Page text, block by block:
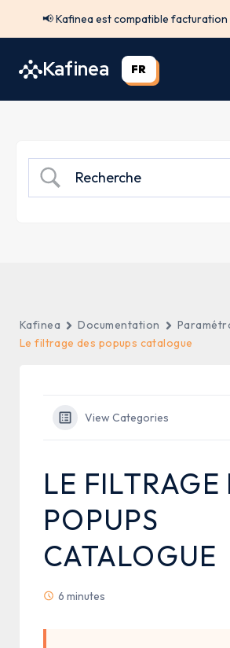
📢 Kafinea est compatible facturation
Kafinea FR
Kafinea Documentation
Le filtrage des popups catalogue
View Categories
LE FILTRAGE
POPUPS
CATALOGUE
6 minutes